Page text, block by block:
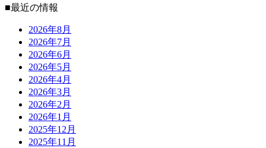
■最近の情報
2026年8月
2026年7月
2026年6月
2026年5月
2026年4月
2026年3月
2026年2月
2026年1月
2025年12月
2025年11月